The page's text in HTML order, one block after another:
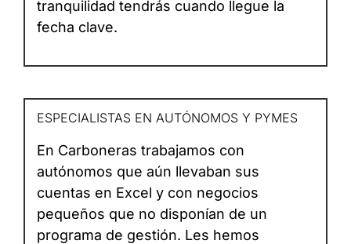
tranquilidad tendrás cuando llegue la
fecha clave.
ESPECIALISTAS EN AUTÓNOMOS Y PYMES
En Carboneras trabajamos con
autónomos que aún llevaban sus
cuentas en Excel y con negocios
pequeños que no disponían de un
programa de gestión. Les hemos